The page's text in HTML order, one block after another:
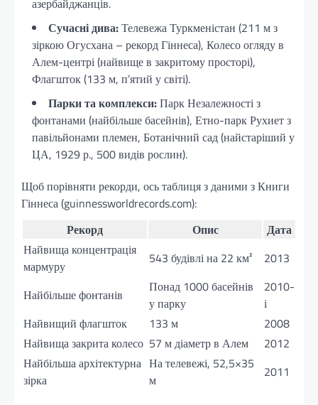
Сучасні дива:Телевежа Туркменістан (211 м з
зіркою Огусхана – рекорд Гіннеса), Колесо огляду в
Алем-центрі (найвище в закритому просторі),
Флагшток (133 м, п’ятий у світі).
Парки та комплекси:Парк Незалежності з
фонтанами (найбільше басейнів), Етно-парк Рухиет з
павільйонами племен, Ботанічний сад (найстаріший у
ЦА, 1929 р., 500 видів рослин).
Щоб порівняти рекорди, ось таблиця з даними з Книги
Гіннеса (guinnessworldrecords.com):
Рекорд
Опис
Дата
Найвища концентрація
мармуру
543 будівлі на 22 км² 2013
Найбільше фонтанів
Понад 1000 басейнів
у парку
2010-
і
Найвищий флагшток
133 м
2008
Найвища закрита колесо 57 м діаметр в Алем
2012
Найбільша архітектурна
зірка
На телевежі, 52,5×35
м
2011